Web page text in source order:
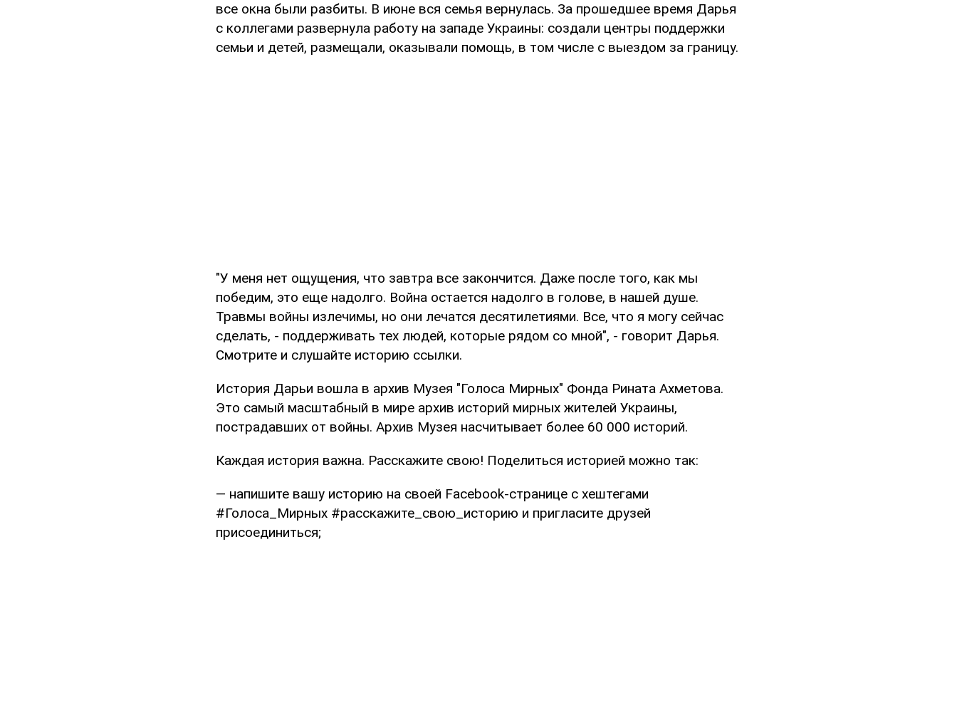
все окна были разбиты. В июне вся семья вернулась. За прошедшее время Дарья
с коллегами развернула работу на западе Украины: создали центры поддержки
семьи и детей, размещали, оказывали помощь, в том числе с выездом за границу.
"У меня нет ощущения, что завтра все закончится. Даже после того, как мы
победим, это еще надолго. Война остается надолго в голове, в нашей душе.
Травмы войны излечимы, но они лечатся десятилетиями. Все, что я могу сейчас
сделать, - поддерживать тех людей, которые рядом со мной", - говорит Дарья.
Смотрите и слушайте историю ссылки.
История Дарьи вошла в архив Музея "Голоса Мирных" Фонда Рината Ахметова.
Это самый масштабный в мире архив историй мирных жителей Украины,
пострадавших от войны. Архив Музея насчитывает более 60 000 историй.
Каждая история важна. Расскажите свою! Поделиться историей можно так:
— напишите вашу историю на своей Facebook-странице с хештегами
#Голоса_Мирных #расскажите_свою_историю и пригласите друзей
присоединиться;